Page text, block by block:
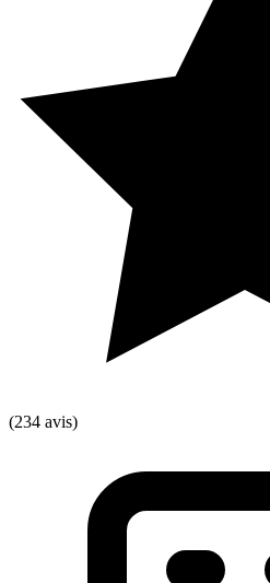
(234 avis)